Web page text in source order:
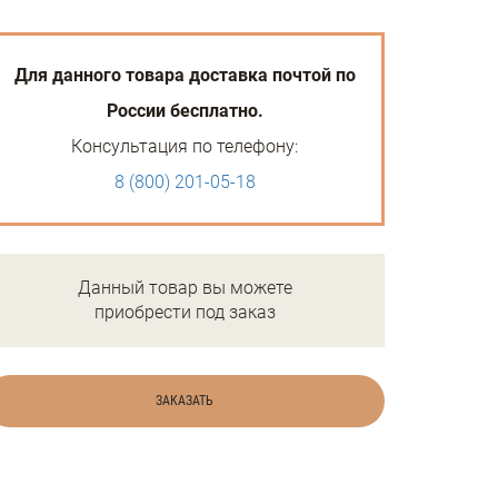
Для данного товара доставка почтой по
России бесплатно.
Консультация по телефону:
8 (800) 201-05-18
Данный товар вы можете
приобрести под заказ
ЗАКАЗАТЬ